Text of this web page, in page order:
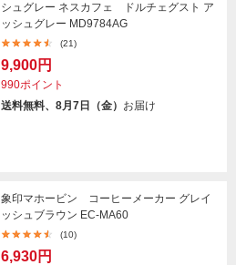
シュグレー ネスカフェ ドルチェグスト ア
ッシュグレー MD9784AG
(21)
9,900円
990ポイント
送料無料、8月7日（金） お届け
象印マホービン コーヒーメーカー グレイ
ッシュブラウン EC-MA60
(10)
6,930円